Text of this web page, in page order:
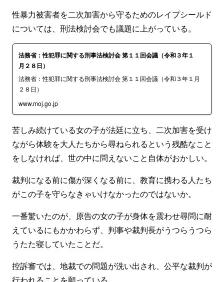
性暴力被害者を二次加害から守るためのレイプシールド
については、刑法検討会でも議題に上がっている。
法務省：性犯罪に関する刑事法検討会 第１１回会議（令和３年１
月２８日）
法務省：性犯罪に関する刑事法検討会 第１１回会議（令和３年１月
２８日）
www.moj.go.jp
苦しみ続けている女の子が法廷に立ち、二次加害を受け
ながら体験を大人たちから尋ねられるという残酷なこと
をしなければ、世の中に問えないこと自体がおかしい。
裁判になる前に傷が深くなる前に、教育に携わる人たち
がこの子を守らなきゃいけなかったのではないか。
一番驚いたのが、原告の女の子が身体を震わせ尋問に耐
えているにもかかわらず、判事や裁判長がうつらうつら
うたた寝していたことだ。
控訴審では、地裁での問題が洗い出され、公平な裁判が